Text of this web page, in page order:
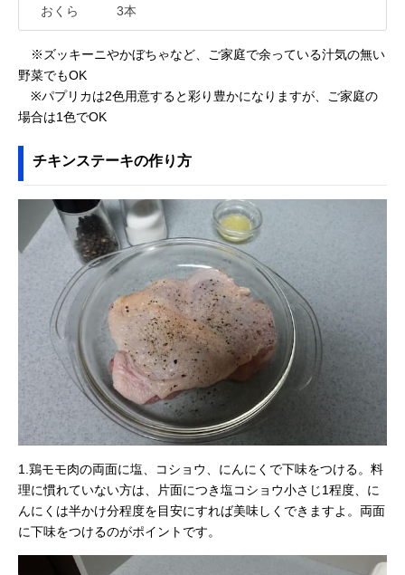
おくら 3本
※ズッキーニやかぼちゃなど、ご家庭で余っている汁気の無い
野菜でもOK
※パプリカは2色用意すると彩り豊かになりますが、ご家庭の
場合は1色でOK
チキンステーキの作り方
1.鶏モモ肉の両面に塩、コショウ、にんにくで下味をつける。料
理に慣れていない方は、片面につき塩コショウ小さじ1程度、に
んにくは半かけ分程度を目安にすれば美味しくできますよ。両面
に下味をつけるのがポイントです。